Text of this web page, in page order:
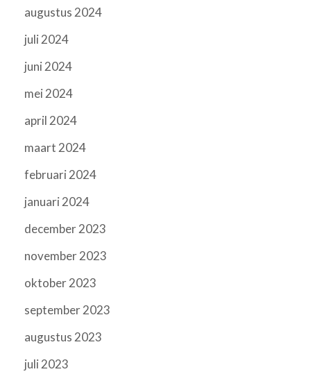
augustus 2024
juli 2024
juni 2024
mei 2024
april 2024
maart 2024
februari 2024
januari 2024
december 2023
november 2023
oktober 2023
september 2023
augustus 2023
juli 2023